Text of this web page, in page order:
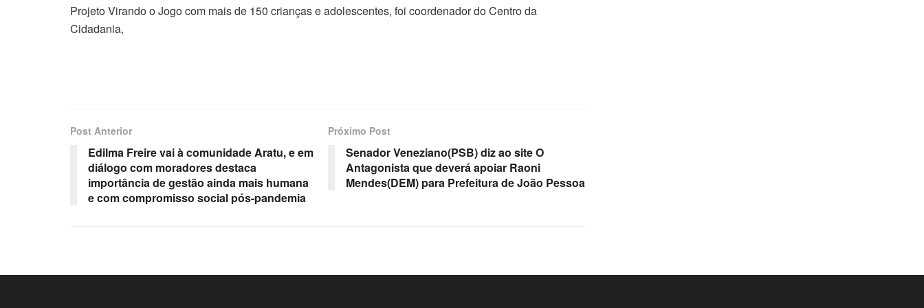
Projeto Virando o Jogo com mais de 150 crianças e adolescentes, foi coordenador do Centro da
Cidadania,
Post Anterior
Edilma Freire vai à comunidade Aratu, e em
diálogo com moradores destaca
importância de gestão ainda mais humana
e com compromisso social pós-pandemia
Próximo Post
Senador Veneziano(PSB) diz ao site O
Antagonista que deverá apoiar Raoni
Mendes(DEM) para Prefeitura de João Pessoa